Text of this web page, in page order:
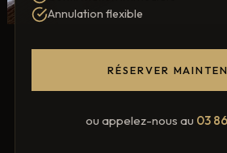
Annulation flexible
RÉSERVER
ou appelez-nous au 03